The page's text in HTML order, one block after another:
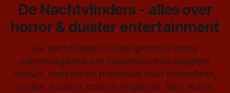
De Nachtvlinders - alles over
horror & duister entertainment
De Nachtvlinders is het grootste online
horrormagazine van Nederland met dagelijks
nieuws, reviews en interviews over horrorfilms,
series, boeken, comics en games. Voor echte